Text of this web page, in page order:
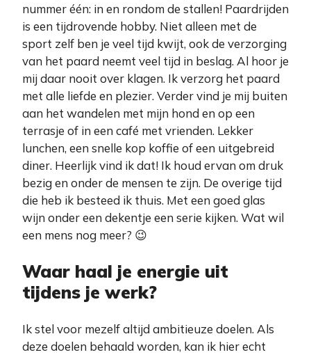
nummer één: in en rondom de stallen! Paardrijden
is een tijdrovende hobby. Niet alleen met de
sport zelf ben je veel tijd kwijt, ook de verzorging
van het paard neemt veel tijd in beslag. Al hoor je
mij daar nooit over klagen. Ik verzorg het paard
met alle liefde en plezier. Verder vind je mij buiten
aan het wandelen met mijn hond en op een
terrasje of in een café met vrienden. Lekker
lunchen, een snelle kop koffie of een uitgebreid
diner. Heerlijk vind ik dat! Ik houd ervan om druk
bezig en onder de mensen te zijn. De overige tijd
die heb ik besteed ik thuis. Met een goed glas
wijn onder een dekentje een serie kijken. Wat wil
een mens nog meer? 😉
Waar haal je energie uit
tijdens je werk?
Ik stel voor mezelf altijd ambitieuze doelen. Als
deze doelen behaald worden, kan ik hier echt